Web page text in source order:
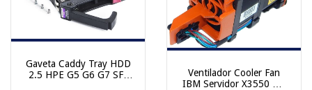
Gaveta Caddy Tray HDD
2.5 HPE G5 G6 G7 SFF
Ventilador Cooler Fan
IBM Servidor X3550 M4